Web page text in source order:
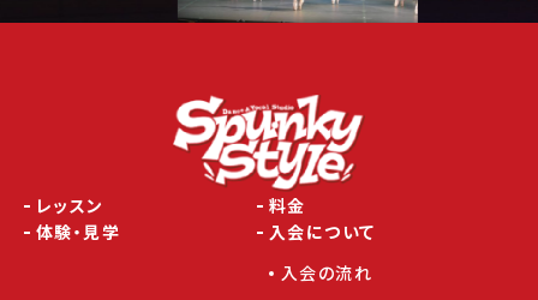
レッスン
料金
体験・見学
入会について
入会の流れ